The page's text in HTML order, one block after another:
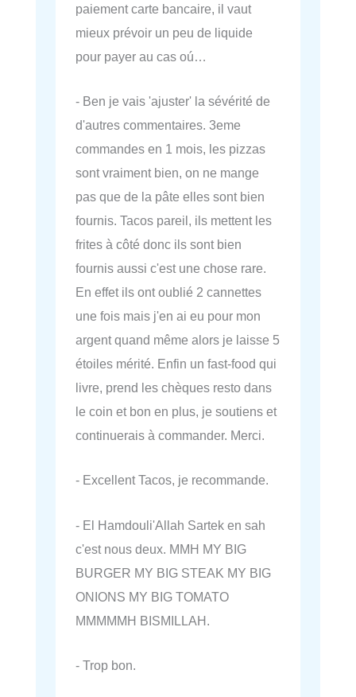
paiement carte bancaire, il vaut
mieux prévoir un peu de liquide
pour payer au cas oú…
- Ben je vais 'ajuster' la sévérité de
d'autres commentaires. 3eme
commandes en 1 mois, les pizzas
sont vraiment bien, on ne mange
pas que de la pâte elles sont bien
fournis. Tacos pareil, ils mettent les
frites à côté donc ils sont bien
fournis aussi c'est une chose rare.
En effet ils ont oublié 2 cannettes
une fois mais j'en ai eu pour mon
argent quand même alors je laisse 5
étoiles mérité. Enfin un fast-food qui
livre, prend les chèques resto dans
le coin et bon en plus, je soutiens et
continuerais à commander. Merci.
- Excellent Tacos, je recommande.
- El Hamdouli'Allah Sartek en sah
c'est nous deux. MMH MY BIG
BURGER MY BIG STEAK MY BIG
ONIONS MY BIG TOMATO
MMMMMH BISMILLAH.
- Trop bon.